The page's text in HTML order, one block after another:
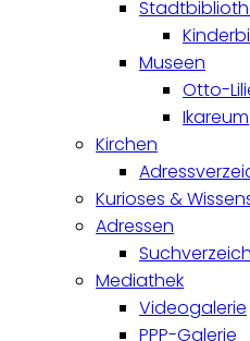
Museen
Otto-
Ikareum
Kirchen
Kurioses &
Adressen
Mediathek
Videogalerie
PPP-Galerie